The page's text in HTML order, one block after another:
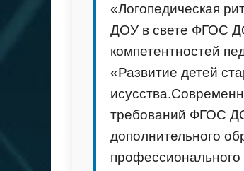
«Логопедическая
ДОУ в свете ФГОС
компетентностей
«Развитие детей
требований ФГОС
дополнительного
профессионального